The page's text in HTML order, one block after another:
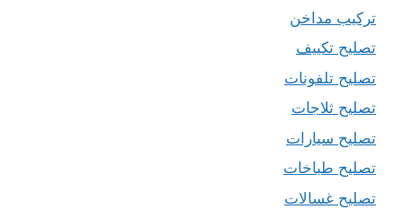
تركيب مداخن
تصليح تكييف
تصليح تلفونات
تصليح ثلاجات
تصليح سيارات
تصليح طباخات
تصليح غسالات